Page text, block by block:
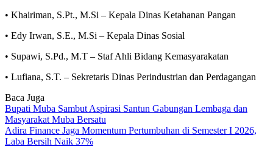
• Khairiman, S.Pt., M.Si – Kepala Dinas Ketahanan Pangan
• Edy Irwan, S.E., M.Si – Kepala Dinas Sosial
• Supawi, S.Pd., M.T – Staf Ahli Bidang Kemasyarakatan
• Lufiana, S.T. – Sekretaris Dinas Perindustrian dan Perdagangan
Baca Juga
Bupati Muba Sambut Aspirasi Santun Gabungan Lembaga dan
Masyarakat Muba Bersatu
Adira Finance Jaga Momentum Pertumbuhan di Semester I 2026,
Laba Bersih Naik 37%